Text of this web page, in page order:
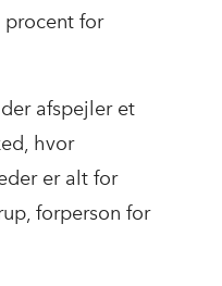
procent for
afspejler et
hvor
er alt for
forperson for